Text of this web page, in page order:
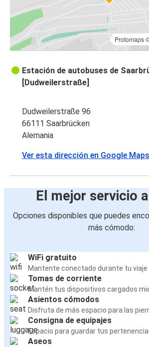
Protomaps
Estación de autobuses de
[Dudweilerstraße]
Dudweilerstraße 96
66111 Saarbrücken
Alemania
Ver esta dirección en Google Maps
El mejor servicio
Opciones disponibles que puedes
más cómodo:
WiFi gratuito
Mantente conectado durante tu viaje
Tomas de corriente
Mantén tus dispositivos cargados
Asientos cómodos
Disfruta de más espacio para las
Consigna de equipajes
Espacio para guardar tus
Aseos